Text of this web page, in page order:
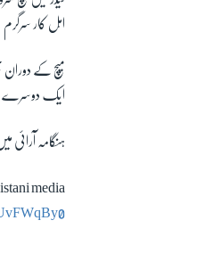
اہل کار سرگرم
میچ کے دوران
ایک دوسرے پر
ہنگامہ آرائی
media